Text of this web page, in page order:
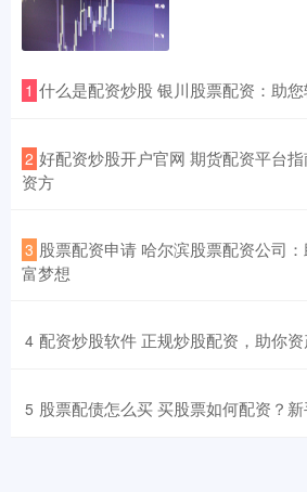
1 什么是配资炒股 银川股票配资：助
2 好配资炒股开户官网 期货配资平台
资方
3 股票配资申请 哈尔滨股票配资公司
富梦想
4 配资炒股软件 正规炒股配资，助你
5 股票配债怎么买 买股票如何配资？